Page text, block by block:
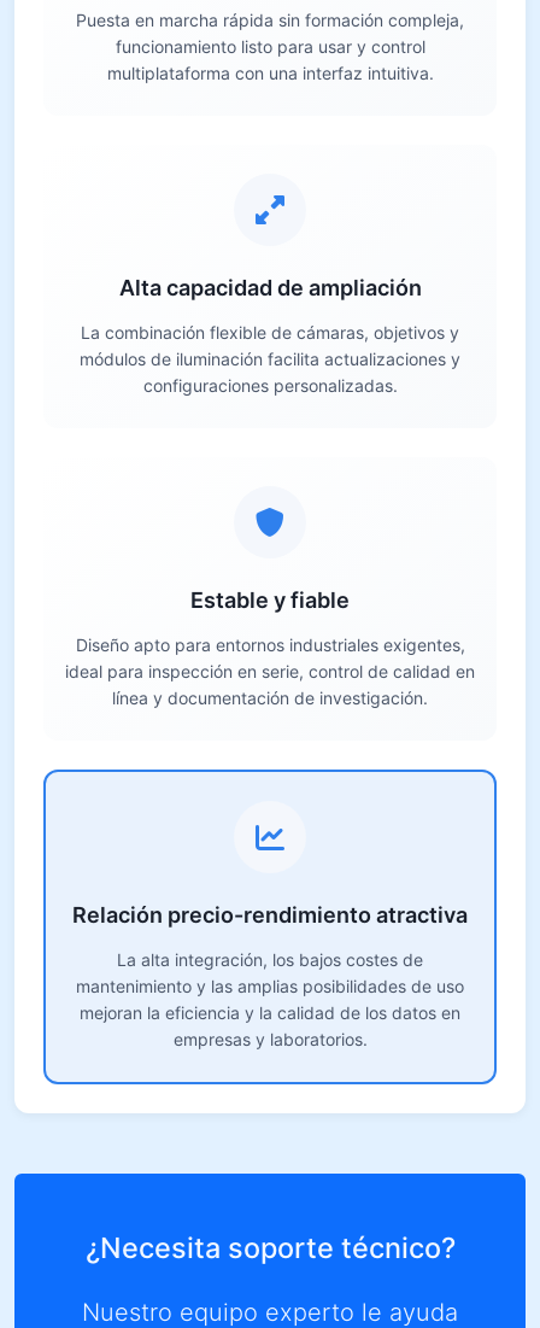
Puesta en marcha rápida sin formación compleja,
funcionamiento listo para usar y control
multiplataforma con una interfaz intuitiva.
Alta capacidad de ampliación
La combinación flexible de cámaras, objetivos y
módulos de iluminación facilita actualizaciones y
configuraciones personalizadas.
Estable y fiable
Diseño apto para entornos industriales exigentes,
ideal para inspección en serie, control de calidad en
línea y documentación de investigación.
Relación precio-rendimiento atractiva
La alta integración, los bajos costes de
mantenimiento y las amplias posibilidades de uso
mejoran la eficiencia y la calidad de los datos en
empresas y laboratorios.
¿Necesita soporte técnico?
Nuestro equipo experto le ayuda